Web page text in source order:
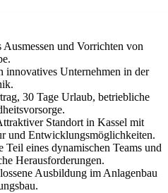
Ausmessen und Vorrichten von
innovatives Unternehmen in der
30 Tage Urlaub, betriebliche
Standort in Kassel mit
und Entwicklungsmöglichkeiten.
Teil eines dynamischen Teams und
Herausforderungen.
Ausbildung im Anlagenbau